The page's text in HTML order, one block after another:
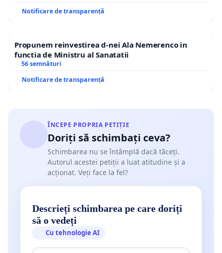
Commission, the Guardian of the Treaties, infringe
officially declared in the “Code of Good Practice on
Referendums” adopted by the Council for
December 2006) and the Venice Commission at its
Romania in order to impose an unjust and illegal
threshold of presence in the referendum organized
for the dismissal of the suspended President, Mr
Traian Băsescu?
Article 7:
Notificare de transparență
Propunem reinvestirea d-nei Ala Nemerenco in
functia de Ministru al Sanatatii
56 semnături
Notificare de transparență
ÎNCEPE PROPRIA PETIȚIE
Doriți să schimbați ceva?
Schimbarea nu se întâmplă dacă tăceți.
Autorul acestei petiții a luat atitudine și a
acționat. Veți face la fel?
Descrieți schimbarea pe care doriți
să o vedeți
Cu tehnologie AI